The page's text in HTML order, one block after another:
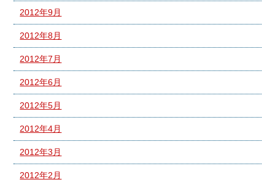
2012年9月
2012年8月
2012年7月
2012年6月
2012年5月
2012年4月
2012年3月
2012年2月